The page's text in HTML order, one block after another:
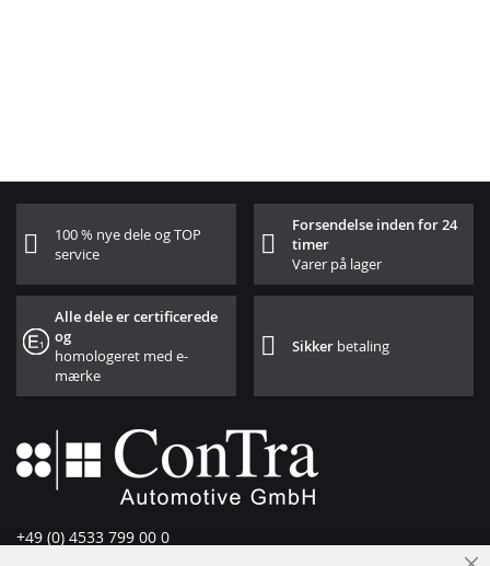
100 % nye dele og TOP
service
Forsendelse inden for 24
timer
Varer på lager
Alle dele er certificerede
og
homologeret med e-
mærke
Sikker betaling
+49 (0) 4533 799 00 0